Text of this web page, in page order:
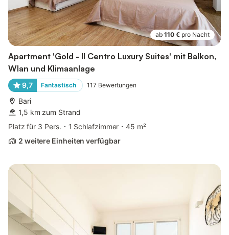
ab 110 € pro Nacht
Apartment 'Gold - Il Centro Luxury Suites' mit Balkon,
Wlan und Klimaanlage
9,7 Fantastisch 117 Bewertungen
Bari
1,5 km zum Strand
Platz für 3 Pers.
1 Schlafzimmer
45 m²
2 weitere Einheiten verfügbar